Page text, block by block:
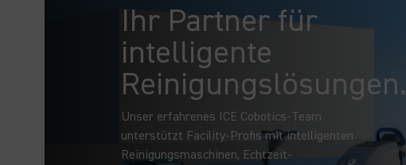
Ihr Partner für
intelligente
Reinigungslösungen.
Unser erfahrenes ICE Cobotics-Team
unterstützt Facility-Profis mit intelligenten
Reinigungsmaschinen, Echtzeit-